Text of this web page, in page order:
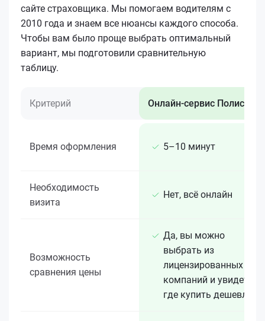
сайте страховщика. Мы помогаем водителям с
2010 года и знаем все нюансы каждого способа.
Чтобы вам было проще выбрать оптимальный
вариант, мы подготовили сравнительную
таблицу.
Критерий Онлайн-сервис Полис 812
Время оформления 5–10 минут
Необходимость
визита
Нет, всё онлайн
Возможность
сравнения цены
Да, вы можно
выбрать из
лицензированных 15+
компаний и увидеть,
где купить дешевле